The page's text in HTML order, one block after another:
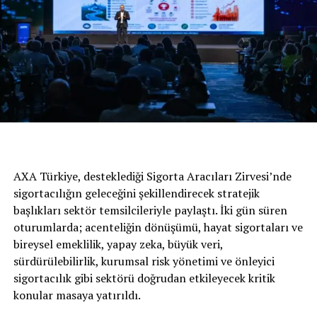
haftada bir dahi olsa kısa sürüşler yaparak
otomobilinizin sağlığına katkı sağlayabilirsiniz.” şeklinde
görüşlerini dile getiriyor.
En kritik konu akü kontrolü
Az aralıklarla kullanılan ya da uzun süre park halinde
bekletilen otomobillerde zamanla birçok problemin
ortaya çıktığına dikkat çeken uzmanlar, acil durumlarda
hayati bir rol üstlenen otomobillerin, kullanılmadığı
takdirde akülerinin boşalacağını ve düşük voltaj
sebebiyle elektronik kontrol ünitesine zarar
verebileceğini belirtiyor. 20 dakika boyunca aracı çalışır
durumda tutmak, akünün tekrar şarj olmasına büyük
AXA Türkiye, desteklediği Sigorta Aracıları Zirvesi’nde
sigortacılığın geleceğini şekillendirecek stratejik
başlıkları sektör temsilcileriyle paylaştı. İki gün süren
oturumlarda; acenteliğin dönüşümü, hayat sigortaları ve
bireysel emeklilik, yapay zeka, büyük veri,
sürdürülebilirlik, kurumsal risk yönetimi ve önleyici
sigortacılık gibi sektörü doğrudan etkileyecek kritik
konular masaya yatırıldı.